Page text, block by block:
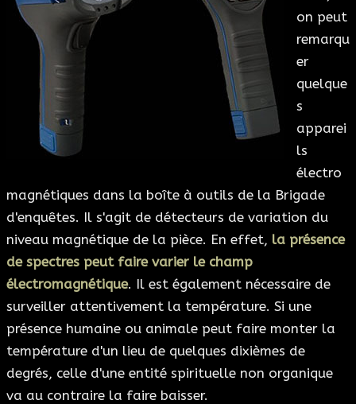
on peut
remarqu
er
quelque
s
apparei
ls
électro
magnétiques dans la boîte à outils de la Brigade
d'enquêtes. Il s'agit de détecteurs de variation du
niveau magnétique de la pièce. En effet, la présence
de spectres peut faire varier le champ
électromagnétique. Il est également nécessaire de
surveiller attentivement la température. Si une
présence humaine ou animale peut faire monter la
température d'un lieu de quelques dixièmes de
degrés, celle d'une entité spirituelle non organique
va au contraire la faire baisser.